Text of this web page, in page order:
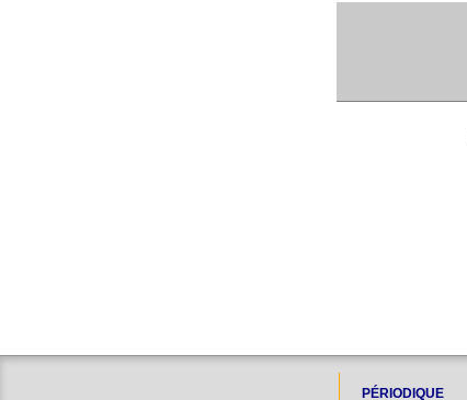
PÉRIODIQUE